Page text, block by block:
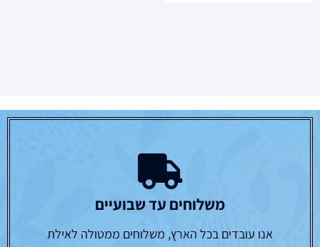
משלוחים עד שבועיים
אנו עובדים בכל הארץ, משלוחים ממטולה לאילת